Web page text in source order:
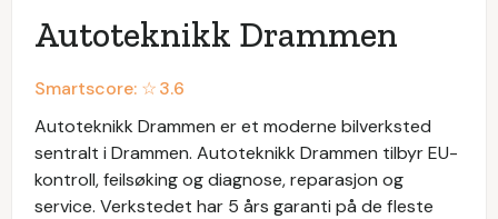
Autoteknikk Drammen
Smartscore: ☆3.6
Autoteknikk Drammen er et moderne bilverksted
sentralt i Drammen. Autoteknikk Drammen tilbyr EU-
kontroll, feilsøking og diagnose, reparasjon og
service. Verkstedet har 5 års garanti på de fleste